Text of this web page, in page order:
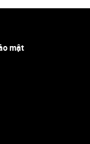
mật